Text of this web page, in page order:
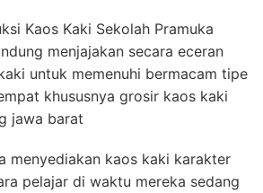
Kaos Kaki Sekolah Pramuka
menjajakan secara eceran
untuk memenuhi bermacam tipe
khususnya grosir kaos kaki
jawa barat
menyediakan kaos kaki karakter
pelajar di waktu mereka sedang